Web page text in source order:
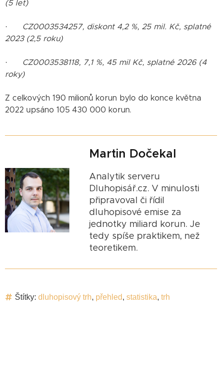
(5 let)
·
CZ0003534257, diskont 4,2 %, 25 mil. Kč, splatné
2023 (2,5 roku)
·
CZ0003538118, 7,1 %, 45 mil Kč, splatné 2026 (4
roky)
Z celkových 190 milionů korun bylo do konce května
2022 upsáno 105 430 000 korun.
Martin Dočekal
Analytik serveru
Dluhopisář.cz. V minulosti
připravoval či řídil
dluhopisové emise za
jednotky miliard korun. Je
tedy spíše praktikem, než
teoretikem.
Štítky: dluhopisový trh, přehled, statistika, trh